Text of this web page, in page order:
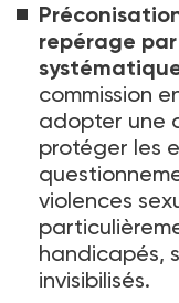
repérage
commission
adopter une
protéger les
violences
handicapés,
invisibilisés.